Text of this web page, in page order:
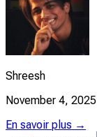
Shreesh
November 4, 2025
En savoir plus →